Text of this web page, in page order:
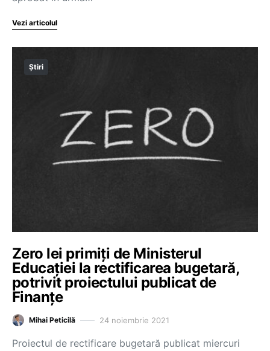
Vezi articolul
Știri
Zero lei primiți de Ministerul
Educației la rectificarea bugetară,
potrivit proiectului publicat de
Finanțe
Mihai Peticilă 24 noiembrie 2021
Proiectul de rectificare bugetară publicat miercuri